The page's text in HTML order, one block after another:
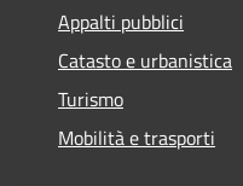
Appalti pubblici
Catasto e urbanistica
Turismo
Mobilità e trasporti